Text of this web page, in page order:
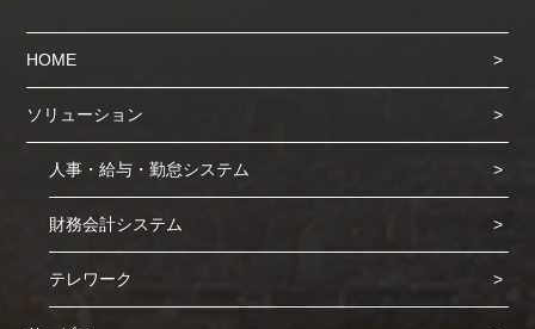
HOME
ソリューション
人事・給与・勤怠システム
財務会計システム
テレワーク
プライバシー情報
お客様が当サイトを訪れると、ブラウザに情報が保存される、またはブラウ
Cookie であり、対象となるのはサイト訪問者に関する情報、サイト訪問者
による設定、デバイス情報などです。これらの情報はサイトを正常に機能さ
は通常ありませんが、Web サイトのパーソナライズに使われることはあり
ます。鈴与シンワートではプライバシーの権利を尊重しており、一部の
Cookie については有効化を拒否できるよう配慮しています。各カテゴリを
おけるデフォルト設定を変更できます。ただし、一部の Cookie を無効化し